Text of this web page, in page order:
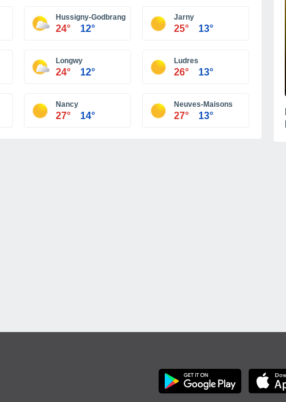
Hussigny-Godbrange
24° 12°
Jarny
25° 13°
Longwy
24° 12°
Ludres
26° 13°
Nancy
27° 14°
Neuves-Maisons
27° 13°